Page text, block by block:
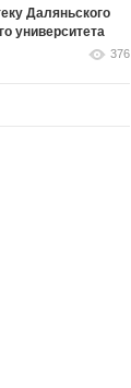
Даляньского
университета
376